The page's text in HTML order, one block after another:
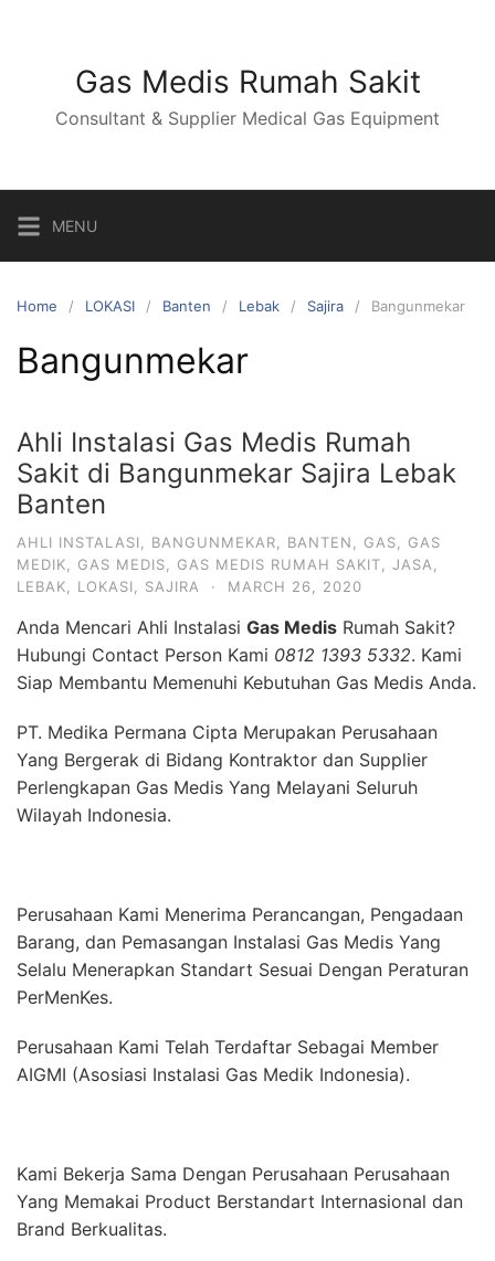
Gas Medis Rumah Sakit
Consultant & Supplier Medical Gas Equipment
MENU
Home LOKASI Banten Lebak Sajira Bangunmekar
Bangunmekar
Ahli Instalasi Gas Medis Rumah
Sakit di Bangunmekar Sajira Lebak
Banten
AHLI INSTALASI BANGUNMEKAR BANTEN GAS
GAS
MEDIK
GAS MEDIS GAS MEDIS RUMAH SAKIT JASA
LEBAK
LOKASI SAJIRA · MARCH 26, 2020
Anda Mencari Ahli Instalasi Gas Medis Rumah Sakit?
Hubungi Contact Person Kami 0812 1393 5332. Kami
Siap Membantu Memenuhi Kebutuhan Gas Medis Anda.
PT. Medika Permana Cipta Merupakan Perusahaan
Yang Bergerak di Bidang Kontraktor dan Supplier
Perlengkapan Gas Medis Yang Melayani Seluruh
Wilayah Indonesia.
Perusahaan Kami Menerima Perancangan, Pengadaan
Barang, dan Pemasangan Instalasi Gas Medis Yang
Selalu Menerapkan Standart Sesuai Dengan Peraturan
PerMenKes.
Perusahaan Kami Telah Terdaftar Sebagai Member
AIGMI (Asosiasi Instalasi Gas Medik Indonesia).
Kami Bekerja Sama Dengan Perusahaan Perusahaan
Yang Memakai Product Berstandart Internasional dan
Brand Berkualitas.